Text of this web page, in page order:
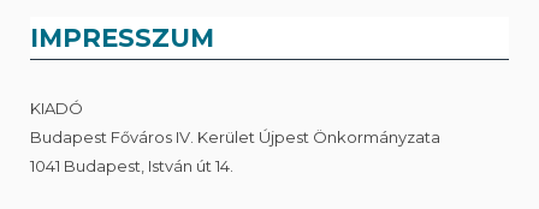
IMPRESSZUM
KIADÓ
Budapest Főváros IV. Kerület Újpest Önkormányzata
1041 Budapest, István út 14.